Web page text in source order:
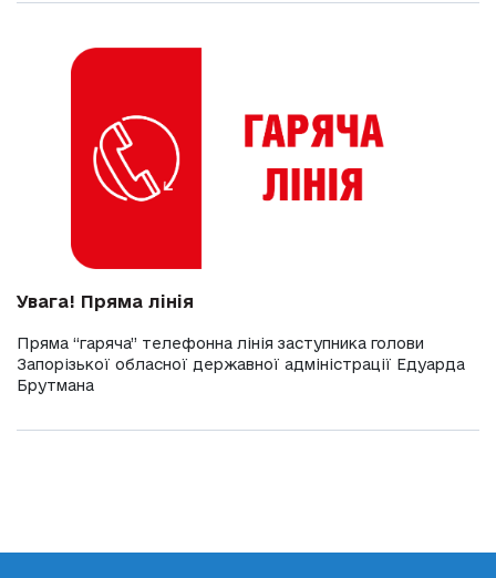
Увага! Пряма лінія
Пряма “гаряча” телефонна лінія заступника голови
Запорізької обласної державної адміністрації Едуарда
Брутмана